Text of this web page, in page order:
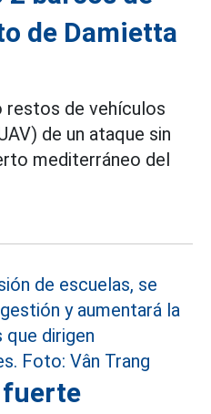
de Damietta
restos de vehículos
de un ataque sin
mediterráneo del
fuerte